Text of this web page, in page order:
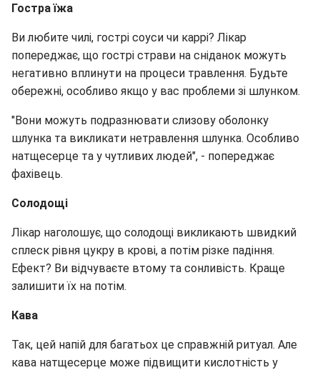
Гостра їжа
Ви любите чилі, гострі соуси чи каррі? Лікар
попереджає, що гострі страви на сніданок можуть
негативно вплинути на процеси травлення. Будьте
обережні, особливо якщо у вас проблеми зі шлунком.
"Вони можуть подразнювати слизову оболонку
шлунка та викликати нетравлення шлунка. Особливо
натщесерце та у чутливих людей", - попереджає
фахівець.
Солодощі
Лікар наголошує, що солодощі викликають швидкий
сплеск рівня цукру в крові, а потім різке падіння.
Ефект? Ви відчуваєте втому та сонливість. Краще
залишити їх на потім.
Кава
Так, цей напій для багатьох це справжній ритуал. Але
кава натщесерце може підвищити кислотність у